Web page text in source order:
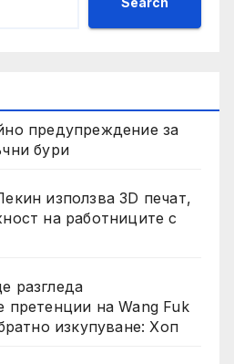
предупреждение за
бури
използва 3D печат,
на работниците с
разгледа
претенции на Wang Fuk
изкупуване: Хоп